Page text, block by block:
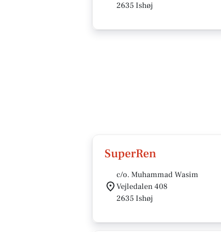
2635 Ishøj
SuperRen
c/o. Muhammad Wasim
Vejledalen 408
2635 Ishøj